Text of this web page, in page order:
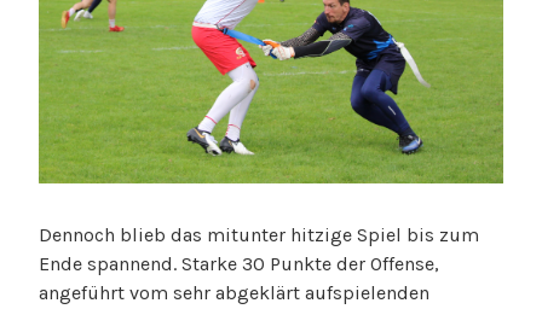
Dennoch blieb das mitunter hitzige Spiel bis zum
Ende spannend. Starke 30 Punkte der Offense,
angeführt vom sehr abgeklärt aufspielenden